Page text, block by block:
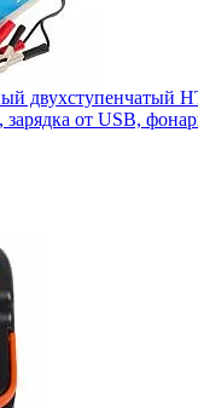
двухступенчатый
от USB,